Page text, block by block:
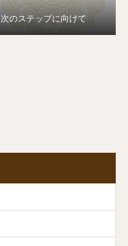
次のステップに向けて